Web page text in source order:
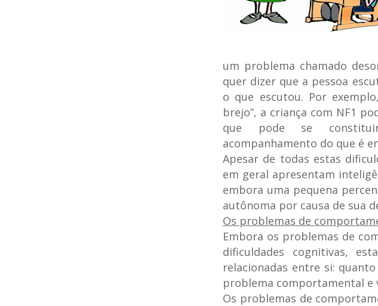
um problema chamado
quer dizer que a pessoa
o que escutou. Por
brejo”, a criança com NF1
que pode se
acompanhamento do que é
Apesar de todas estas
em geral apresentam
embora uma pequena
autônoma por causa de sua
Os problemas de
Embora os problemas de
dificuldades cognitivas,
relacionadas entre si:
problema comportamental e
Os problemas de